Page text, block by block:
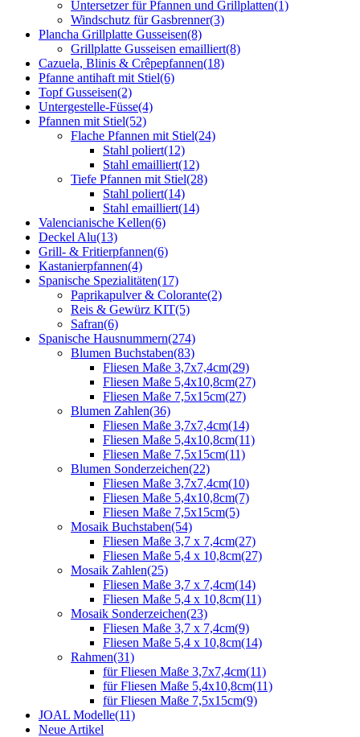
Untersetzer für Pfannen und Grillplatten(1)
Windschutz für Gasbrenner(3)
Plancha Grillplatte Gusseisen(8)
Grillplatte Gusseisen emailliert(8)
Cazuela, Blinis & Crêpepfannen(18)
Pfanne antihaft mit Stiel(6)
Topf Gusseisen(2)
Untergestelle-Füsse(4)
Pfannen mit Stiel(52)
Flache Pfannen mit Stiel(24)
Stahl poliert(12)
Stahl emailliert(12)
Tiefe Pfannen mit Stiel(28)
Stahl poliert(14)
Stahl emailliert(14)
Valencianische Kellen(6)
Deckel Alu(13)
Grill- & Fritierpfannen(6)
Kastanierpfannen(4)
Spanische Spezialitäten(17)
Paprikapulver & Colorante(2)
Reis & Gewürz KIT(5)
Safran(6)
Spanische Hausnummern(274)
Blumen Buchstaben(83)
Fliesen Maße 3,7x7,4cm(29)
Fliesen Maße 5,4x10,8cm(27)
Fliesen Maße 7,5x15cm(27)
Blumen Zahlen(36)
Fliesen Maße 3,7x7,4cm(14)
Fliesen Maße 5,4x10,8cm(11)
Fliesen Maße 7,5x15cm(11)
Blumen Sonderzeichen(22)
Fliesen Maße 3,7x7,4cm(10)
Fliesen Maße 5,4x10,8cm(7)
Fliesen Maße 7,5x15cm(5)
Mosaik Buchstaben(54)
Fliesen Maße 3,7 x 7,4cm(27)
Fliesen Maße 5,4 x 10,8cm(27)
Mosaik Zahlen(25)
Fliesen Maße 3,7 x 7,4cm(14)
Fliesen Maße 5,4 x 10,8cm(11)
Mosaik Sonderzeichen(23)
Fliesen Maße 3,7 x 7,4cm(9)
Fliesen Maße 5,4 x 10,8cm(14)
Rahmen(31)
für Fliesen Maße 3,7x7,4cm(11)
für Fliesen Maße 5,4x10,8cm(11)
für Fliesen Maße 7,5x15cm(9)
JOAL Modelle(11)
Neue Artikel